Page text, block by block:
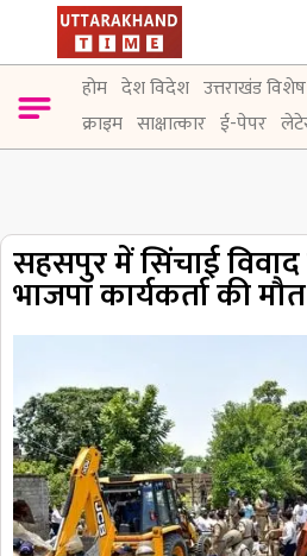
होम देश विदेश उत्तराखंड विशेष
क्राइम साक्षात्कार ई-पेपर
सहसपुर में सिंचाई विवाद
भाजपा कार्यकर्ता की